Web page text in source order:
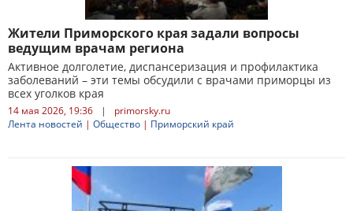
Жители Приморского края задали вопросы
ведущим врачам региона
Активное долголетие, диспансеризация и профилактика
заболеваний – эти темы обсудили с врачами приморцы из
всех уголков края
14 мая 2026, 19:36 |
primorsky.ru
Лента новостей | Общество | Приморский край